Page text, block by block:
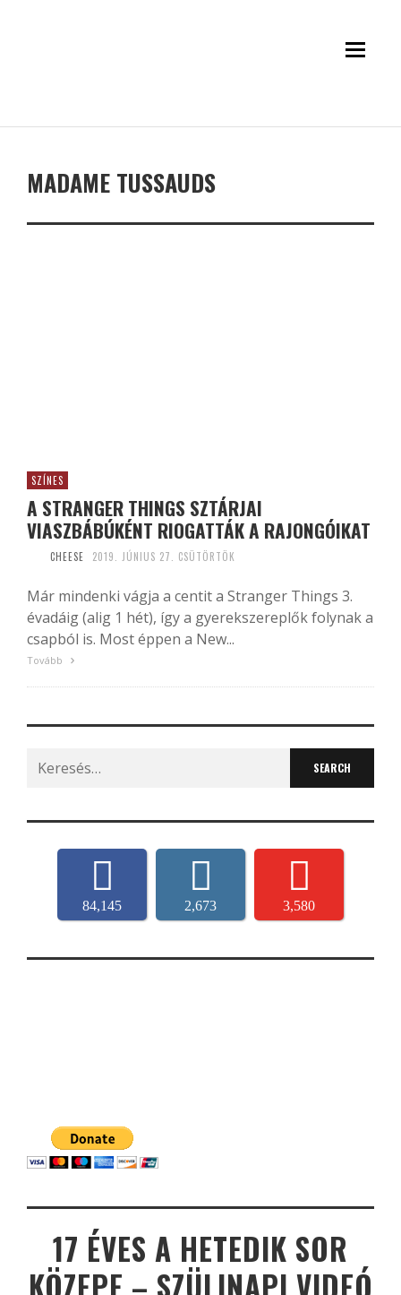
MADAME TUSSAUDS
SZÍNES
A STRANGER THINGS SZTÁRJAI
VIASZBÁBÚKÉNT RIOGATTÁK A RAJONGÓIKAT
CHEESE 2019. JÚNIUS 27. CSÜTÖRTÖK
Már mindenki vágja a centit a Stranger Things 3.
évadáig (alig 1 hét), így a gyerekszereplők folynak a
csapból is. Most éppen a New...
Tovább
Search
for:
84,145 2,673 3,580
17 ÉVES A HETEDIK SOR